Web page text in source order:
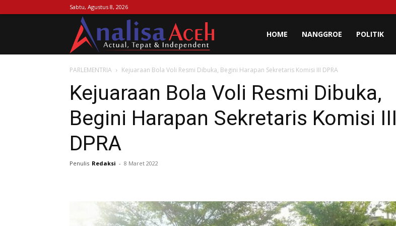
Sabtu, Agustus 8, 2026
Aceh
HOME NANGGROE POLITIK
PARLEMENTRIA Kejuaraan Bola Voli Resmi Dibuka, Begini Harapan Sekretaris Komisi III DPRA
Kejuaraan Bola Voli Resmi Dibuka,
Begini Harapan Sekretaris Komisi III
DPRA
Penulis Redaksi - 8 Maret 2022